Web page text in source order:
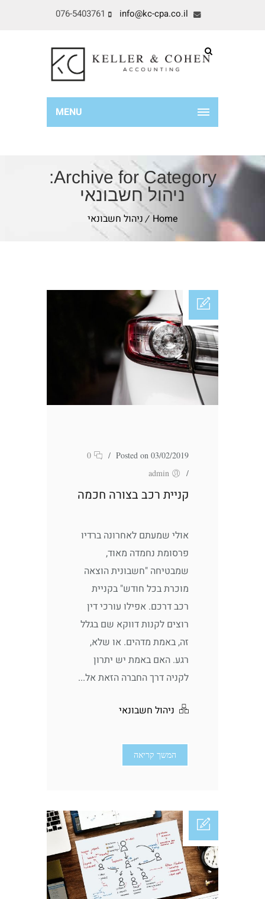
076-5403761
MENU
Archive for Category:
ניהול חשבונאי
Home ניהול חשבונאי
Posted on 03/02/2019
/
/
admin
קניית רכב בצורה חכמה
אולי שמעתם לאחרונה ברדיו
פרסומת נחמדה מאוד,
שמבטיחה "חשבונית הוצאה
מוכרת בכל חודש" בקניית
רכב דרכם. אפילו עורכי דין
רוצים לקנות דווקא שם בגלל
זה, באמת מדהים. או שלא,
רגע. האם באמת יש יתרון
לקניה דרך החברה הזאת אל...
ניהול חשבונאי
המשך קריאה